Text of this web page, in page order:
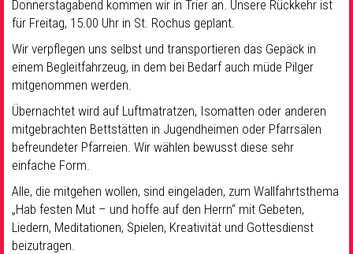
Donnerstagabend kommen wir in Trier an. Unsere Rückkehr ist
für Freitag, 15.00 Uhr in St. Rochus geplant.
Wir verpflegen uns selbst und transportieren das Gepäck in
einem Begleitfahrzeug, in dem bei Bedarf auch müde Pilger
mitgenommen werden.
Übernachtet wird auf Luftmatratzen, Isomatten oder anderen
mitgebrachten Bettstätten in Jugendheimen oder Pfarrsälen
befreundeter Pfarreien. Wir wählen bewusst diese sehr
einfache Form.
Alle, die mitgehen wollen, sind eingeladen, zum Wallfahrtsthema
„Hab festen Mut – und hoffe auf den Herrn“ mit Gebeten,
Liedern, Meditationen, Spielen, Kreativität und Gottesdienst
beizutragen.